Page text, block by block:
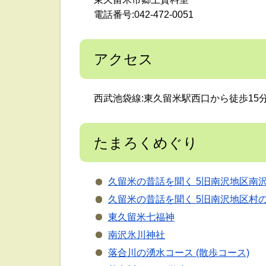
電話番号:042-472-0051
アクセス
西武池袋線:東久留米駅西口から徒歩15
たまろくめぐり
久留米の昔話を聞く 5旧南沢地区南
久留米の昔話を聞く 5旧南沢地区村
東久留米七福神
南沢氷川神社
落合川の湧水コース (散歩コース)